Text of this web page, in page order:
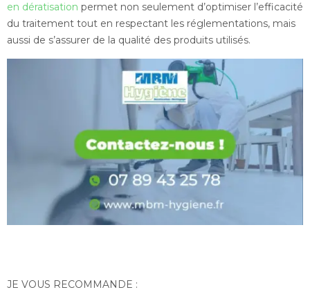
en dératisation permet non seulement d’optimiser l’efficacité
du traitement tout en respectant les réglementations, mais
aussi de s’assurer de la qualité des produits utilisés.
JE VOUS RECOMMANDE :